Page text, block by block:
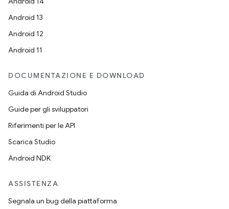
Android 13
Android 12
Android 11
DOCUMENTAZIONE E DOWNLOAD
Guida di Android Studio
Guide per gli sviluppatori
Riferimenti per le API
Scarica Studio
Android NDK
ASSISTENZA
Segnala un bug della piattaforma